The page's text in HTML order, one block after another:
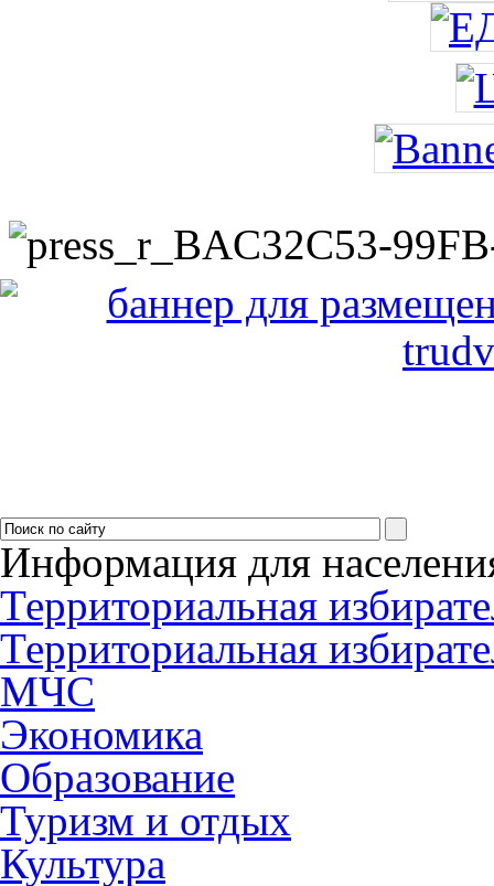
Информация для
Территориальная
Территориальная
МЧС
Экономика
Образование
Туризм и отдых
Культура